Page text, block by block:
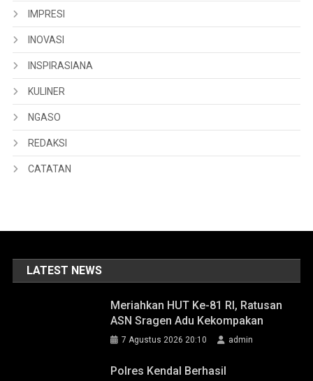
IMPRESI
INOVASI
INSPIRASIANA
KULINER
NGASO
REDAKSI
CATATAN
LATEST NEWS
Meriahkan HUT Ke-81 RI, Ratusan
ASN Sragen Adu Kekompakan
7 Agustus 2026 20:10 admin
Polres Kendal Berhasil